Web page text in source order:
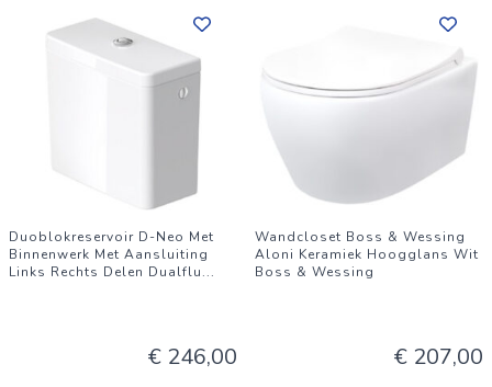
Duoblokreservoir D-Neo Met
Binnenwerk Met Aansluiting
Links Rechts Delen Dualflu...
€ 246,00
Wandcloset Boss & Wessing
Aloni Keramiek Hoogglans Wit
Boss & Wessing
€ 207,00